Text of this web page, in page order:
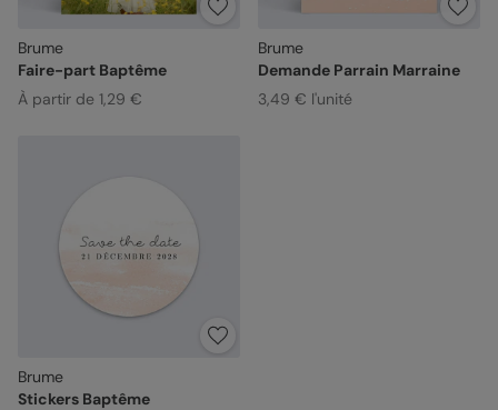
Brume
Faire-part Baptême
À partir de 1,29 €
Brume
Demande Parrain Marraine
3,49 € l'unité
Brume
Stickers Baptême